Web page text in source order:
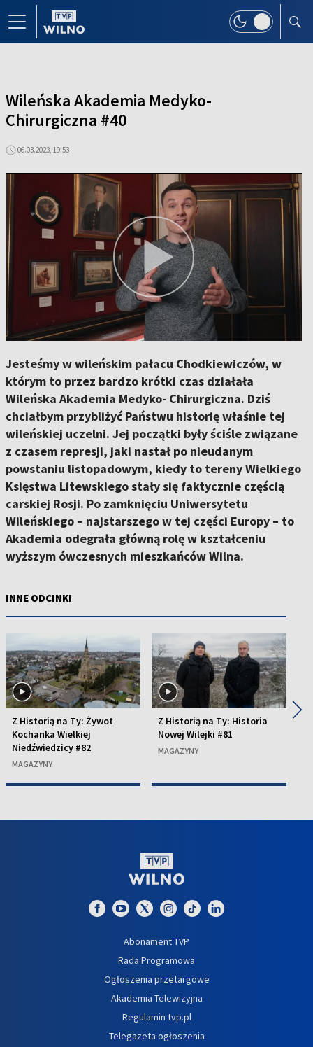
Wileńska Akademia Medyko-
Chirurgiczna #40
06.03.2023, 19:53
Jesteśmy w wileńskim pałacu Chodkiewiczów, w
którym to przez bardzo krótki czas działała
Wileńska Akademia Medyko- Chirurgiczna. Dziś
chciałbym przybliżyć Państwu historię właśnie tej
wileńskiej uczelni. Jej początki były ściśle związane
z czasem represji, jaki nastał po nieudanym
powstaniu listopadowym, kiedy to tereny Wielkiego
Księstwa Litewskiego stały się faktycznie częścią
carskiej Rosji. Po zamknięciu Uniwersytetu
Wileńskiego – najstarszego w tej części Europy – to
Akademia odegrała główną rolę w kształceniu
wyższym ówczesnych mieszkańców Wilna.
INNE ODCINKI
Z Historią na Ty: Żywot
Kochanka Wielkiej
Niedźwiedzicy #82
MAGAZYNY
Z Historią na Ty: Historia
Nowej Wilejki #81
MAGAZYNY
▶
Abonament TVP
Rada Programowa
Ogłoszenia przetargowe
Akademia Telewizyjna
Regulamin tvp.pl
Telegazeta ogłoszenia